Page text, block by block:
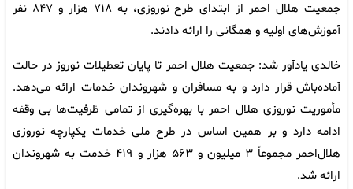
جمعیت هلال احمر از ابتدای طرح نوروزی، به ۷۱۸ هزار و ۸۴۷ نفر
آموزش‌های اولیه و همگانی را ارائه دادند.
خالدی یادآور شد: جمعیت هلال احمر تا پایان تعطیلات نوروز در حالت
آماده‌باش قرار دارد و به مسافران و شهروندان خدمات ارائه می‌دهد.
مأموریت نوروزی هلال احمر با بهره‌گیری از تمامی ظرفیت‌ها بی وقفه
ادامه دارد و بر همین اساس در طرح ملی خدمات یکپارچه نوروزی
هلال‌احمر مجموعاً ۳ میلیون و ۵۶۳ هزار و ۴۱۹ خدمت به شهروندان
ارائه شد.